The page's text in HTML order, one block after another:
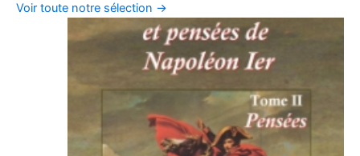
Voir toute notre sélection →